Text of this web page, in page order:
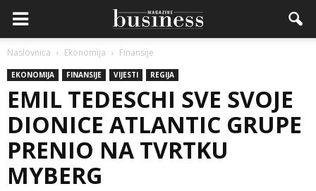
Naslovnica Ekonomija Finansije
EKONOMIJA FINANSIJE VIJESTI REGIJA
EMIL TEDESCHI SVE SVOJE
DIONICE ATLANTIC GRUPE
PRENIO NA TVRTKU
MYBERG